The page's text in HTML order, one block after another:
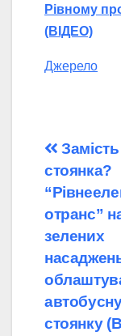
Рівному
(ВІДЕО)
Джерело
стоянка?
отранс”
зелених
стоянку